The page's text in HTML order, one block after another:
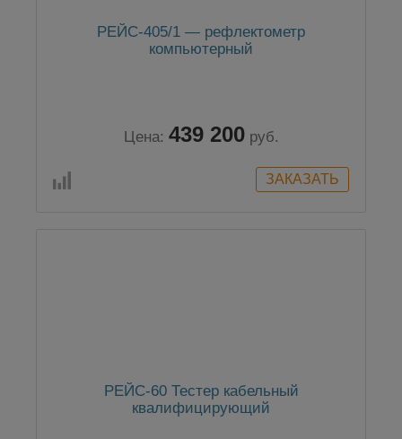
РЕЙС-405/1 — рефлектометр
компьютерный
Цена: 439 200 руб.
РЕЙС-60 Тестер кабельный
квалифицирующий